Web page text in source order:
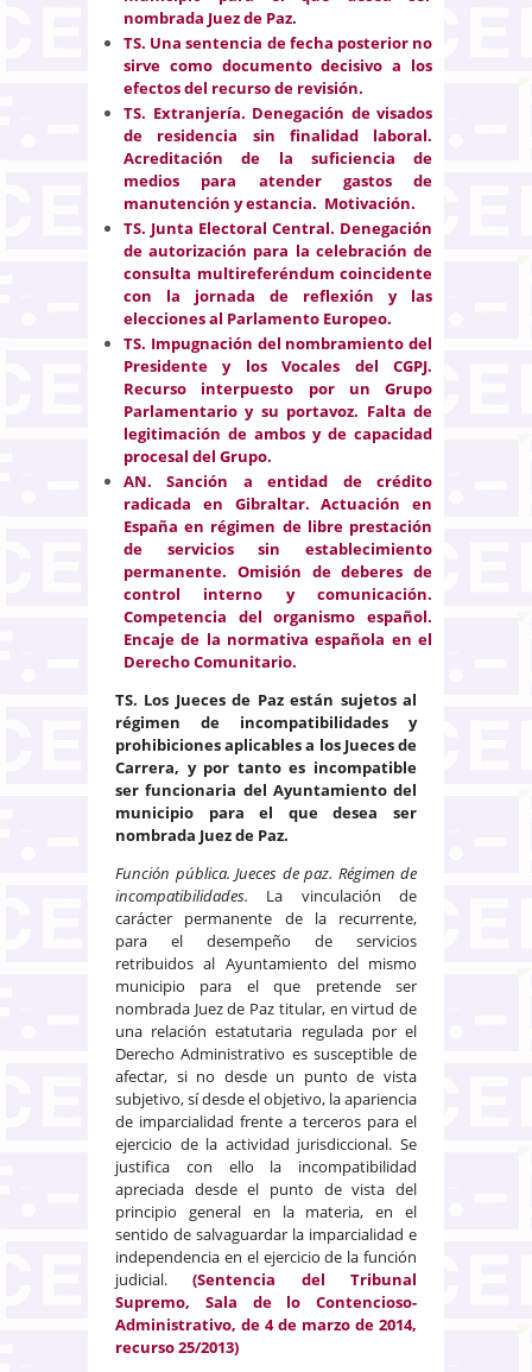
nombrada Juez de Paz.
TS. Una sentencia de fecha posterior no
sirve como documento decisivo a los
efectos del recurso de revisión.
TS. Extranjería. Denegación de visados
de residencia sin finalidad laboral.
Acreditación de la suficiencia de
medios para atender gastos de
manutención y estancia. Motivación.
TS. Junta Electoral Central. Denegación
de autorización para la celebración de
consulta multireferéndum coincidente
con la jornada de reflexión y las
elecciones al Parlamento Europeo.
TS. Impugnación del nombramiento del
Presidente y los Vocales del CGPJ.
Recurso interpuesto por un Grupo
Parlamentario y su portavoz. Falta de
legitimación de ambos y de capacidad
procesal del Grupo.
AN. Sanción a entidad de crédito
radicada en Gibraltar. Actuación en
España en régimen de libre prestación
de servicios sin establecimiento
permanente. Omisión de deberes de
control interno y comunicación.
Competencia del organismo español.
Encaje de la normativa española en el
Derecho Comunitario.
TS. Los Jueces de Paz están sujetos al
régimen de incompatibilidades y
prohibiciones aplicables a los Jueces de
Carrera, y por tanto es incompatible
ser funcionaria del Ayuntamiento del
municipio para el que desea ser
nombrada Juez de Paz.
Función pública. Jueces de paz. Régimen de
incompatibilidades. La vinculación de
carácter permanente de la recurrente,
para el desempeño de servicios
retribuidos al Ayuntamiento del mismo
municipio para el que pretende ser
nombrada Juez de Paz titular, en virtud de
una relación estatutaria regulada por el
Derecho Administrativo es susceptible de
afectar, si no desde un punto de vista
subjetivo, sí desde el objetivo, la apariencia
de imparcialidad frente a terceros para el
ejercicio de la actividad jurisdiccional. Se
justifica con ello la incompatibilidad
apreciada desde el punto de vista del
principio general en la materia, en el
sentido de salvaguardar la imparcialidad e
independencia en el ejercicio de la función
judicial.
(Sentencia del Tribunal
Supremo, Sala de lo Contencioso-
Administrativo, de 4 de marzo de 2014,
recurso 25/2013)